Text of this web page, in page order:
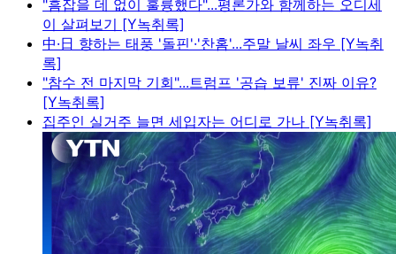
"흠잡을 데 없이 훌륭했다"...평론가와 함께하는 오디세
이 살펴보기 [Y녹취록]
中·日 향하는 태풍 '돌핀'·'찬홈'...주말 날씨 좌우 [Y녹취
록]
"참수 전 마지막 기회"...트럼프 '공습 보류' 진짜 이유?
[Y녹취록]
집주인 실거주 늘면 세입자는 어디로 가나 [Y녹취록]